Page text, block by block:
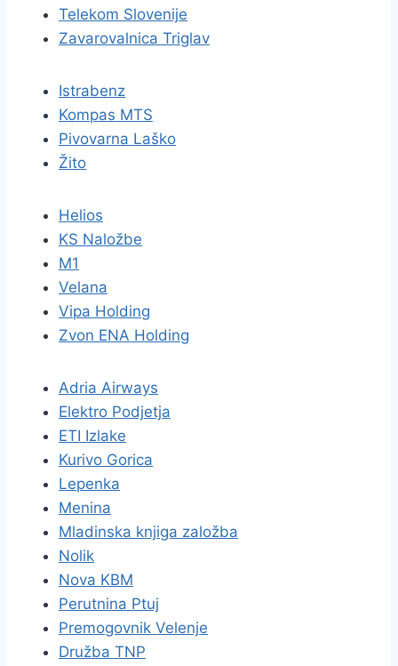
Telekom Slovenije
Zavarovalnica Triglav
Istrabenz
Kompas MTS
Pivovarna Laško
Žito
Helios
KS Naložbe
M1
Velana
Vipa Holding
Zvon ENA Holding
Adria Airways
Elektro Podjetja
ETI Izlake
Kurivo Gorica
Lepenka
Menina
Mladinska knjiga založba
Nolik
Nova KBM
Perutnina Ptuj
Premogovnik Velenje
Družba TNP